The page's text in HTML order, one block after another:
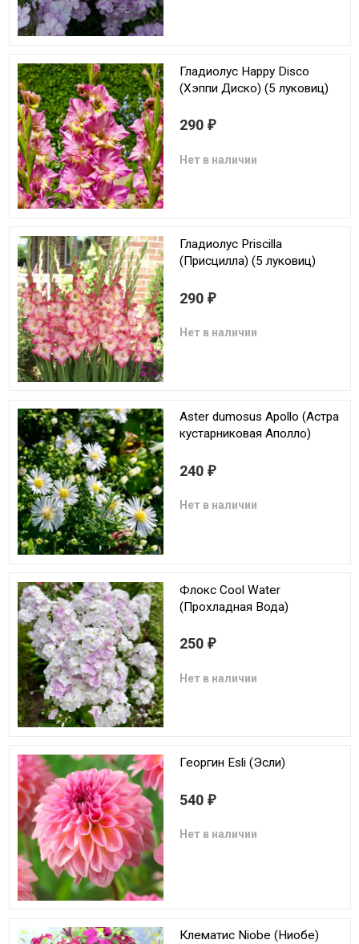
Гладиолус Happy Disco
(Хэппи Диско) (5 луковиц)
290 ₽
Нет в наличии
Гладиолус Priscilla
(Присцилла) (5 луковиц)
290 ₽
Нет в наличии
Aster dumosus Apollo (Астра
кустарниковая Аполло)
240 ₽
Нет в наличии
Флокс Cool Water
(Прохладная Вода)
250 ₽
Нет в наличии
Георгин Esli (Эсли)
540 ₽
Нет в наличии
Клематис Niobe (Ниобе)